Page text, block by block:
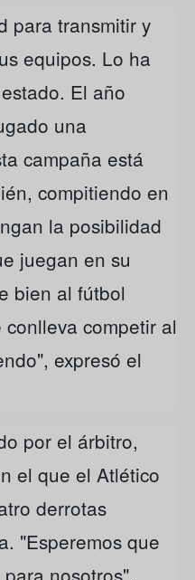
para transmitir y
equipos. Lo ha
El año
una
campaña está
compitiendo en
la posibilidad
juegan en su
bien al fútbol
competir al
expresó el
por el árbitro,
el que el Atlético
derrotas
"Esperemos que